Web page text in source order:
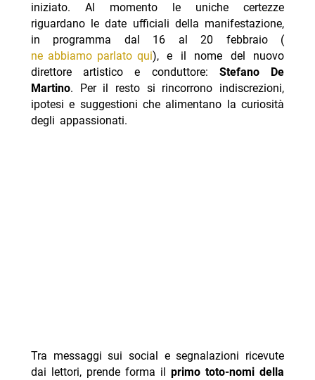
iniziato. Al momento le uniche certezze
riguardano le date ufficiali della manifestazione,
in programma dal 16 al 20 febbraio (
ne abbiamo parlato qui), e il nome del nuovo
direttore artistico e conduttore: Stefano De
Martino. Per il resto si rincorrono indiscrezioni,
ipotesi e suggestioni che alimentano la curiosità
degli appassionati.
Tra messaggi sui social e segnalazioni ricevute
dai lettori, prende forma ilprimo toto-nomi della